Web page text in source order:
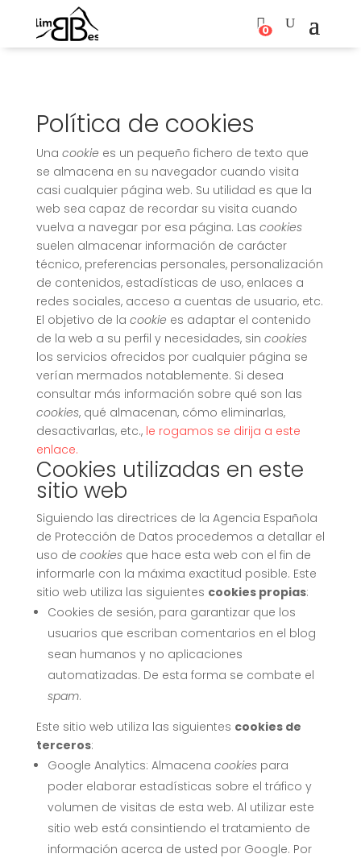
0
Política de cookies
Una cookie es un pequeño fichero de texto que
se almacena en su navegador cuando visita
casi cualquier página web. Su utilidad es que la
web sea capaz de recordar su visita cuando
vuelva a navegar por esa página. Las cookies
suelen almacenar información de carácter
técnico, preferencias personales, personalización
de contenidos, estadísticas de uso, enlaces a
redes sociales, acceso a cuentas de usuario, etc.
El objetivo de la cookie es adaptar el contenido
de la web a su perfil y necesidades, sin cookies
los servicios ofrecidos por cualquier página se
verían mermados notablemente. Si desea
consultar más información sobre qué son las
cookies, qué almacenan, cómo eliminarlas,
desactivarlas, etc., le rogamos se dirija a este
enlace.
Cookies utilizadas en este
sitio web
Siguiendo las directrices de la Agencia Española
de Protección de Datos procedemos a detallar el
uso de cookiesque hace esta web con el fin de
informarle con la máxima exactitud posible. Este
sitio web utiliza las siguientes cookies propias:
Cookies de sesión, para garantizar que los
usuarios que escriban comentarios en el blog
sean humanos y no aplicaciones
automatizadas. De esta forma se combate el
spam.
Este sitio web utiliza las siguientes cookies de
terceros:
Google Analytics: Almacena cookiespara
poder elaborar estadísticas sobre el tráfico y
volumen de visitas de esta web. Al utilizar este
sitio web está consintiendo el tratamiento de
información acerca de usted por Google. Por